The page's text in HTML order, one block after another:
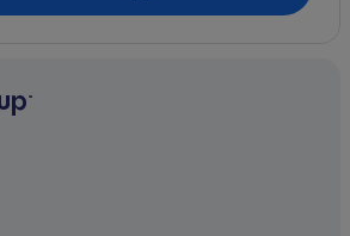
en Santiponce
de la Concepción
Santiponce